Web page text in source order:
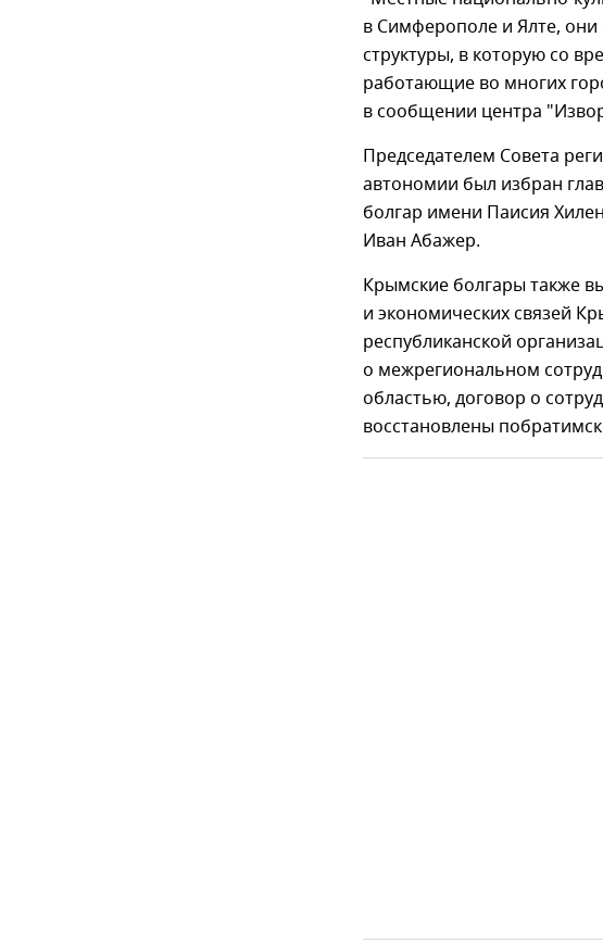
в Симферополе и Ялте, они
структуры, в которую со
работающие во многих
в сообщении центра
Председателем Совета
автономии был избран
болгар имени Паисия
Иван Абажер.
Крымские болгары также
и экономических связей
республиканской
о межрегиональном
областью, договор о
восстановлены